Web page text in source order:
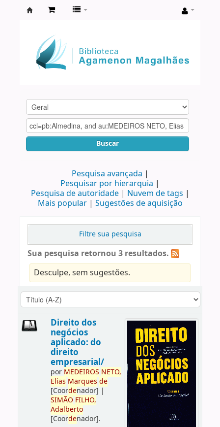
Agamenon
Magalhães
Buscar
Pesquisa avançada
Pesquisar por hierarquia
Pesquisa de autoridade
Nuvem de tags
Mais popular
Sugestões de aquisição
Filtre sua pesquisa
Sua pesquisa retornou 3 resultados.
Desculpe, sem sugestões.
Direito dos
negócios
aplicado: do
direito
empresarial/
por MEDEIROS NETO,
Elias Marques de
[Coordenador] |
SIMÃO FILHO,
Adalberto
[Coordenador].